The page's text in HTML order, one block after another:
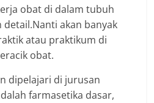
obat di dalam tubuh
akan banyak
atau praktikum di
obat.
dipelajari di jurusan
farmasetika dasar,